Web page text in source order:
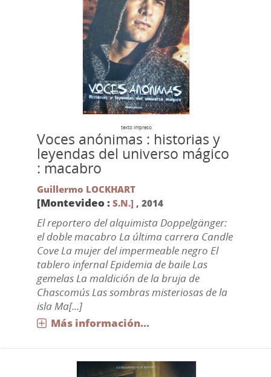
texto impreso
Voces anónimas : historias y
leyendas del universo mágico
: macabro
Guillermo LOCKHART
[Montevideo : S.N.] , 2014
El reportero del alquimista Doppelgänger:
el doble macabro La última carrera Candle
Cove La mujer del impermeable negro El
tablero infernal Epidemia de baile Las
gemelas La maldición de la bruja de
Chascomús Las sombras misteriosas de la
isla Ma[...]
Más información...